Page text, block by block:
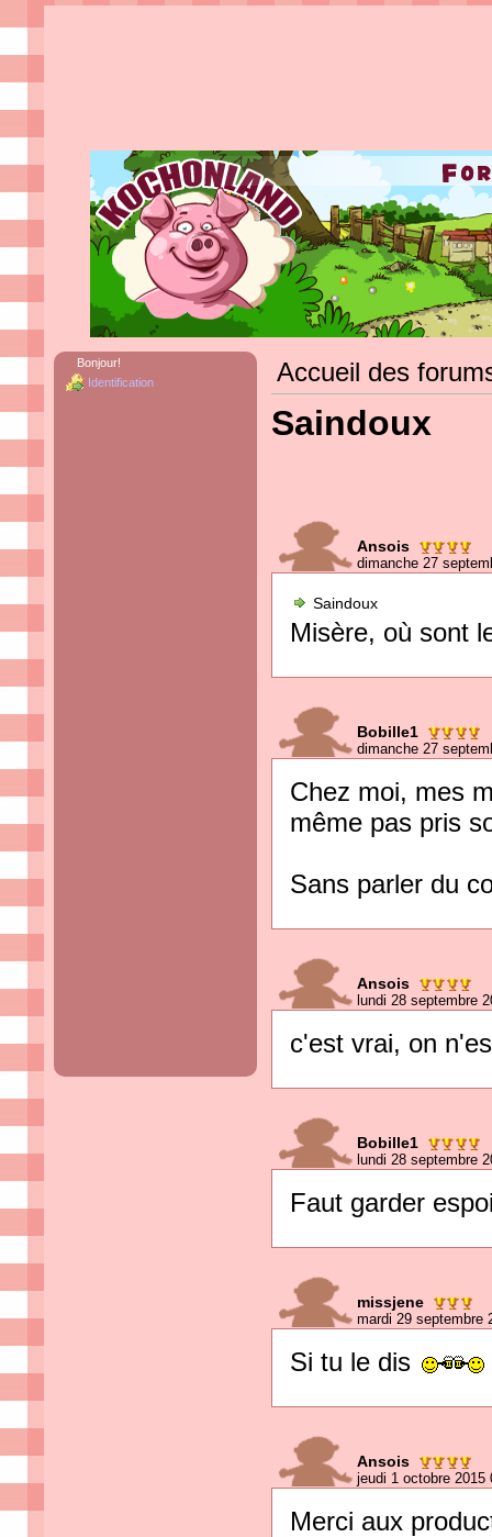
Bonjour!
Identification
Accueil des
Saindoux
Ansois
dimanche 27
Saindoux
Misère, où sont
Bobille1
dimanche 27
Chez moi, mes
même pas pris
Sans parler du
Ansois
lundi 28 septembre
c'est vrai, on
Bobille1
lundi 28 septembre
Faut garder
missjene
mardi 29 septembre
Si tu le dis
Ansois
jeudi 1 octobre 2015
Merci aux